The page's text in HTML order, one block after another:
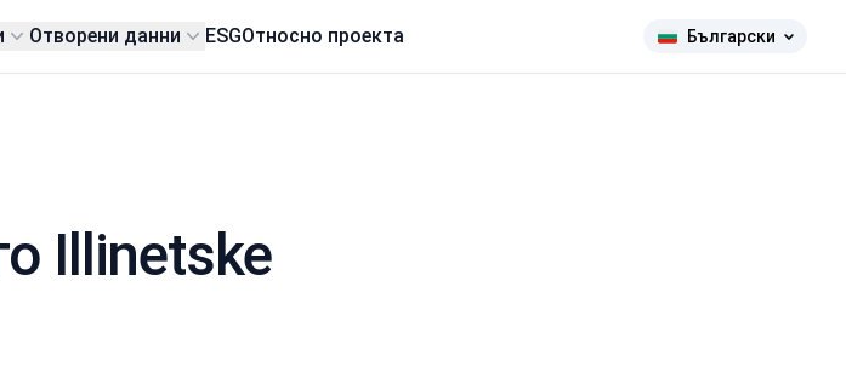
Отворени данни ESGОтносно проекта Български
Illinetske